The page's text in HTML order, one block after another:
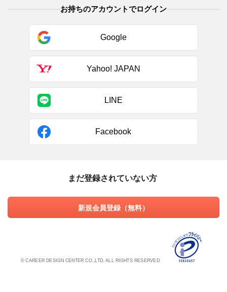
お持ちのアカウントでログイン
Google
Yahoo! JAPAN
LINE
Facebook
まだ登録されていない方
新規会員登録（無料）
© CAREER DESIGN CENTER CO.,LTD. ALL RIGHTS RESERVED